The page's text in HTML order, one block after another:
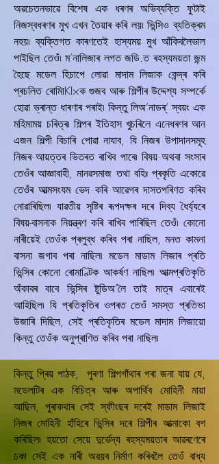
অৱচেতনভাৱে বিশেষ এক ধৰণৰ অভিব্যক্তি ফুটাই
নিজস্বধৰণৰ মুখ এখন তৈয়াৰ কৰি লয়৷ ভিন্সিও ব্যতিক্ৰম
নহয়৷ ব্যক্তিগত কাৰণতেই হাস্যময় মুখ আঁকিবলৈভাল
পাইছিল তেওঁ৷ ম’নালিজাৰ লগত জডি.ত ৰহস্যময়তা জন্ম
হৈছে মডেল হিচাপে লোৱা মাদাম লিজাক কেন্দ্ৰ কৰি
প্ৰচলিত ৰোমািKI×ক গুজব আৰু শিল্পীৰ উদ্দেশ্য সম্পৰ্কে
হোৱা ভ্ৰান্ত ধাৰণাৰ পৰাই৷ কিন্তু লিঅ’নাডৰ্’ স্বয়ং এক
মহিমাময় চৰিত্ৰ৷ শিল্পৰ ইতিহাস খুচৰিলে এনেধৰণৰ আন
এজন শিল্পী বিচাৰি পোৱা নাযাব, যি নিজৰ উপাদানসমূহ
নিজৰ আয়ত্তৰ ভিতৰত ৰাখিব পাৰে৷ বিষয় অথবা সংসাৰ
তেওঁৰ আজ্ঞাবাহী, মানৱসমাজ তথা বহিঃ প্ৰকৃতি একোৱে
তেওঁৰ আত্মসংযম ভেদ কৰি আৱেগৰ দাসতপৰিণত কৰিব
নোৱাৰিছিল৷ যাৱতীয় সৃষ্টিৰ ৰূপদক্ষৰ দৰে দিব্য ধৈৰ্য্যৰে
বিষয়-বাসনাক নিয়ন্ত্ৰণ কৰি ৰাখিব পাৰিছিল তেওঁ৷ কোনো
নাৰীয়েই তেওঁক প্ৰলুব্ধ কৰিব পৰা নাছিল, মনত কামনা
বাসনা জগাব পৰা নাছিল৷ মডেল মাডাম লিজাৰ প্ৰতি
ভিন্সিৰ কোনো ৰোমাণ্টিক আকৰ্ষণ নাছিল৷ আত্মপ্ৰতিকৃতি
অঁকাবৰ বাবে ভিন্সিৰ ষ্টুডিঅ’লৈ তাই মাত্ৰ এবাৰেই
আহিছিল৷ যি প্ৰতিকৃতিৰ ওপৰত তেওঁ সমস্ত প্ৰতিভা
উজাৰি দিছিল, সেই প্ৰতিকৃতিৰ মডেল মাদাম লিজায়ো
কিন্তু তেওঁক অনুপ্ৰাণিত কৰিব পৰা নাছিল৷
কিন্তু প্ৰিয় পাঠক, পুৰণা শিল্পগাঁথাৰ পৰা জনা যায় যে,
মডেলটিৰ এক বিচিত্ৰ আৰু অপাৰ্থিব মোহিনী মায়া
আছিল, পুৰাকথাৰ সেই স্ফীংছৰ দৰেই মাডাম লিজাই
নিজৰ মোহিনী হাঁহিৰে ভিন্সিৰ দৰে শিল্পীৰ আত্মাকো বশ
কৰিছিল৷ হয়তো সেয়ে দুৰ্ভেদ্য ৰহস্যময়তাৰ আৱৰণেৰে
ঢকা সেই এক নাৰী অৱয়ব নিৰ্মাণ কৰিবলৈ তেওঁ বাধ্য